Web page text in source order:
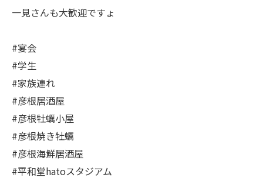
一見さんも大歓迎ですょ
#宴会
#学生
#家族連れ
#彦根居酒屋
#彦根牡蠣小屋
#彦根焼き牡蠣
#彦根海鮮居酒屋
#平和堂hatoスタジアム